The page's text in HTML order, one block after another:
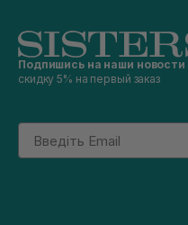
Подпишись на наши новости
скидку 5% на первый заказ
Email